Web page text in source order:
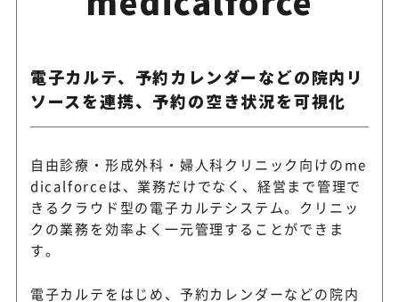
電子カルテ、予約カレンダーなどの院内リ
ソースを連携、予約の空き状況を可視化
自由診療・形成外科・婦人科クリニック向けのme
dicalforceは、業務だけでなく、経営まで管理で
きるクラウド型の電子カルテシステム。クリニッ
クの業務を効率よく一元管理することができま
す。
電子カルテをはじめ、予約カレンダーなどの院内